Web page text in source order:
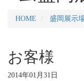
HOME 盛岡展示
お客様
2014年01月31日